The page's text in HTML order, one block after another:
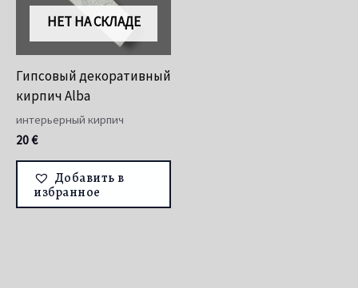
НЕТ НА СКЛАДЕ
Гипсовый декоративный
кирпич Alba
интерьерный кирпич
20€
Добавить в
избранное